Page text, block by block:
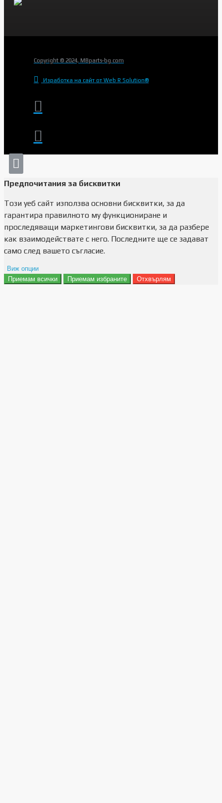
Copyright © 2024, MBparts-bg.com
Изработка на сайт от Web R Solution®
Предпочитания за бисквитки
Този уеб сайт използва основни бисквитки, за да
гарантира правилното му функциониране и
проследяващи маркетингови бисквитки, за да разбере
как взаимодействате с него. Последните ще се задават
само след вашето съгласие.
Виж опции
Препочитания за реклами
Приемам всички Приемам избраните Отхвърлям